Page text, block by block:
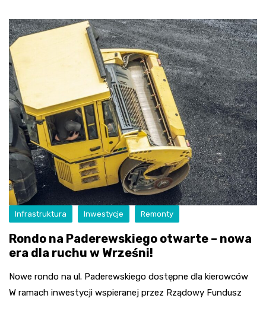
Infrastruktura Inwestycje Remonty
Rondo na Paderewskiego otwarte – nowa
era dla ruchu w Wrześni!
Nowe rondo na ul. Paderewskiego dostępne dla kierowców
W ramach inwestycji wspieranej przez Rządowy Fundusz